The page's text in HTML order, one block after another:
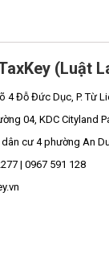
(Luật
4 Đỗ Đức Dục, P. Từ
04, KDC Cityland
dân cư 4 phường An
| 0967 591 128